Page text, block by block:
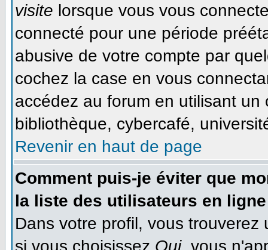
visite lorsque vous vous
connecté pour une période
abusive de votre compte par
cochez la case en vous
accédez au forum en utilisant
bibliothèque, cybercafé,
Revenir en haut de page
Comment puis-je éviter que
la liste des utilisateurs en
Dans votre profil, vous
si vous choisissez Oui, vous